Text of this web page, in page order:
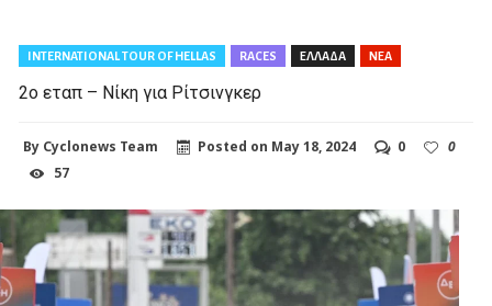
INTERNATIONAL TOUR OF HELLAS RACES ΕΛΛΑΔΑ ΝΕΑ
2ο εταπ – Νίκη για Ρίτσινγκερ
By Cyclonews Team Posted on May 18, 2024 0
0
57